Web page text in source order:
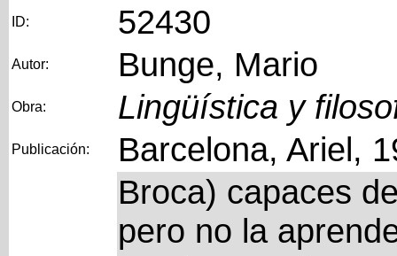
ID: 52430
Autor: Bunge, Mario
Obra: Lingüística y
Publicación: Barcelona, Ariel,
Broca) capaces
pero no la